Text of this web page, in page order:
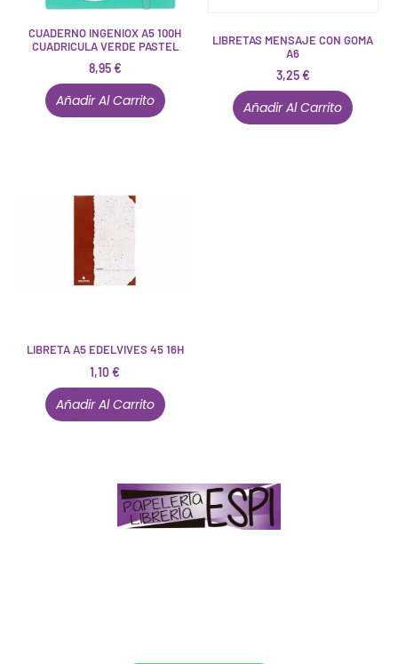
CUADERNO INGENIOX A5 100H
CUADRICULA VERDE PASTEL
8,95€
Añadir Al Carrito
LIBRETAS MENSAJE CON GOMA
A6
3,25€
Añadir Al Carrito
LIBRETA A5 EDELVIVES 45 16H
1,10€
Añadir Al Carrito